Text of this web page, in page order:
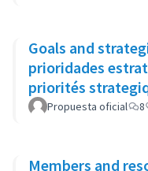
Goals and
prioridades
priorités
Propuesta oficial 8
Members and